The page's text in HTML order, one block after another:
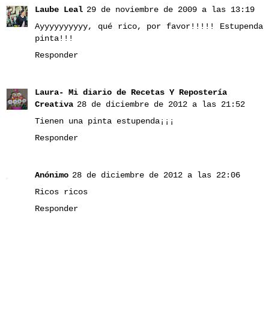
Laube Leal 29 de noviembre de 2009 a las 13:19
Ayyyyyyyyyy, qué rico, por favor!!!!! Estupenda
pinta!!!
Responder
Laura- Mi diario de Recetas Y Repostería
Creativa 28 de diciembre de 2012 a las 21:52
Tienen una pinta estupenda¡¡¡
Responder
Anónimo 28 de diciembre de 2012 a las 22:06
Ricos ricos
Responder